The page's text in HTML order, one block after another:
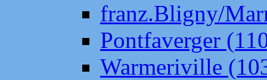
franz.Bligny/
Pontfaverger
Warmeriville